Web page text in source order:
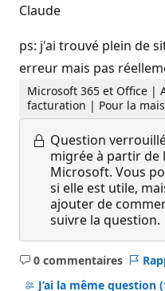
Claude
ps: j'ai trouvé plein de
erreur mais pas
Microsoft 365 et Office |
facturation | Pour la
Question
migrée à partir de
Microsoft. Vous
si elle est utile,
ajouter de
suivre la question.
0 commentaires
Aucun
commentaire
J’ai la même question